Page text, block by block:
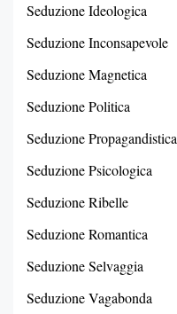
Seduzione Ideologica
Seduzione Inconsapevole
Seduzione Magnetica
Seduzione Politica
Seduzione Propagandistica
Seduzione Psicologica
Seduzione Ribelle
Seduzione Romantica
Seduzione Selvaggia
Seduzione Vagabonda